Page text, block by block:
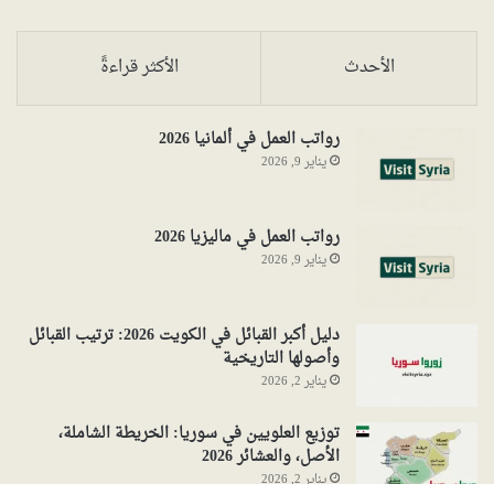
الأحدث الأكثر قراءةً
رواتب العمل في ألمانيا 2026
يناير 9, 2026
رواتب العمل في ماليزيا 2026
يناير 9, 2026
دليل أكبر القبائل في الكويت 2026: ترتيب القبائل
وأصولها التاريخية
يناير 2, 2026
توزيع العلويين في سوريا: الخريطة الشاملة،
الأصل، والعشائر 2026